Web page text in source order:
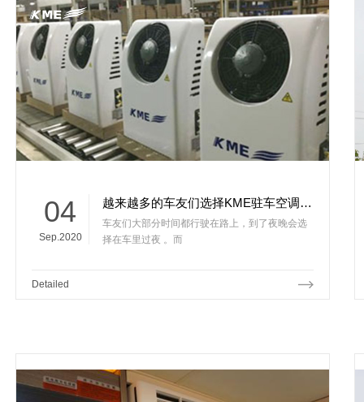
04
Sep.2020
越来越多的车友们选择KME驻车空调的原因
车友们大部分时间都行驶在路上，到了夜晚会选
择在车里过夜 。而
Detailed